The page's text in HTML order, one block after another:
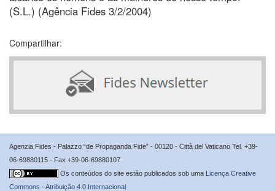
(S.L.) (Agência Fides 3/2/2004)
Compartilhar:
Agenzia Fides - Palazzo “de Propaganda Fide” - 00120 - Città del Vaticano Tel. +39-
06-69880115 - Fax +39-06-69880107
Os conteúdos do site estão publicados sob uma Licença Creative
Commons - Atribuição 4.0 Internacional